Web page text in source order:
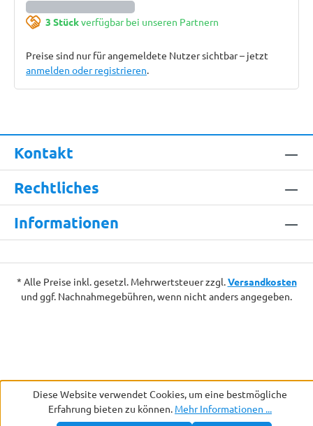
3 Stückverfügbar bei unseren Partnern
Preise sind nur für angemeldete Nutzer sichtbar – jetzt
anmelden oder registrieren.
Kontakt
Rechtliches
Informationen
* Alle Preise inkl. gesetzl. Mehrwertsteuer zzgl.Versandkosten
und ggf. Nachnahmegebühren, wenn nicht anders angegeben.
Diese Website verwendet Cookies, um eine bestmögliche
Erfahrung bieten zu können. Mehr Informationen ...